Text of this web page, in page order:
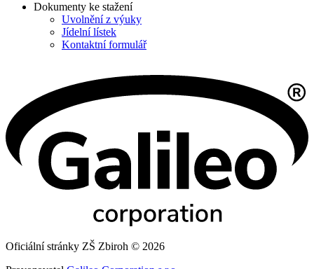
Dokumenty ke stažení
Uvolnění z výuky
Jídelní lístek
Kontaktní formulář
Oficiální stránky ZŠ Zbiroh © 2026